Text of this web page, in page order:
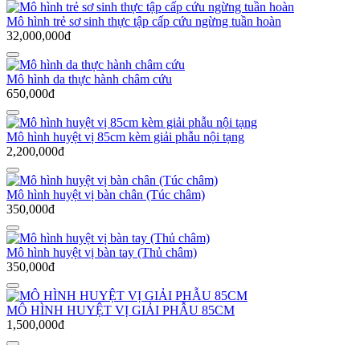
Mô hình trẻ sơ sinh thực tập cấp cứu ngừng tuần hoàn
32,000,000đ
Mô hình da thực hành châm cứu
650,000đ
Mô hình huyệt vị 85cm kèm giải phẫu nội tạng
2,200,000đ
Mô hình huyệt vị bàn chân (Túc châm)
350,000đ
Mô hình huyệt vị bàn tay (Thủ châm)
350,000đ
MÔ HÌNH HUYỆT VỊ GIẢI PHẪU 85CM
1,500,000đ